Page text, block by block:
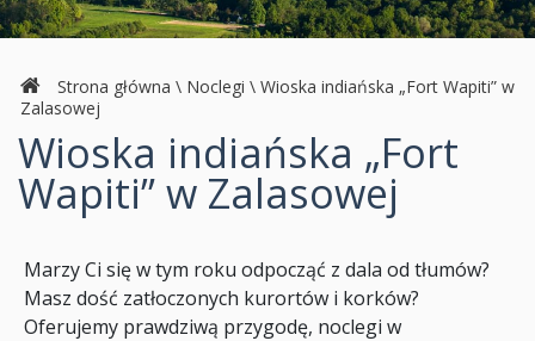
Strona główna \ Noclegi \ Wioska indiańska „Fort Wapiti” w
Zalasowej
Wioska indiańska „Fort
Wapiti” w Zalasowej
Marzy Ci się w tym roku odpocząć z dala od tłumów?
Masz dość zatłoczonych kurortów i korków?
Oferujemy prawdziwą przygodę, noclegi w